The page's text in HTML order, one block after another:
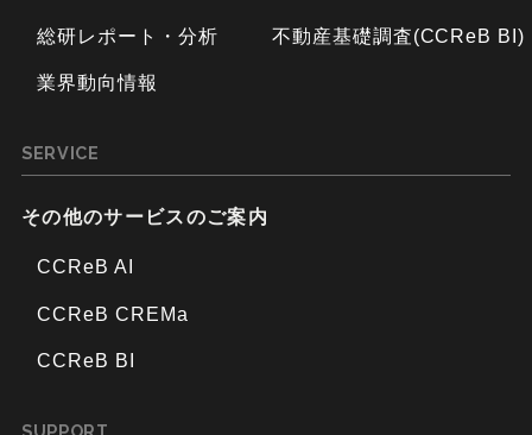
総研レポート・分析
業界動向情報
不動産基礎調査(CCReB BI)
SERVICE
その他のサービスのご案内
CCReB AI
CCReB CREMa
CCReB BI